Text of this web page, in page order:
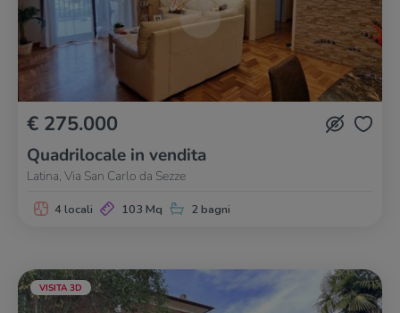
€ 275.000
Quadrilocale in vendita
Latina, Via San Carlo da Sezze
4 locali 103 Mq 2 bagni
VISITA 3D